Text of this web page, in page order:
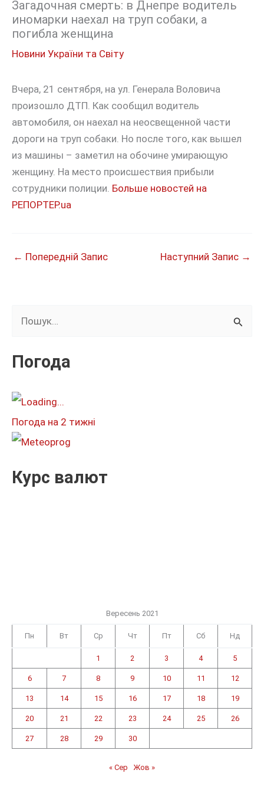
Загадочная смерть: в Днепре водитель
иномарки наехал на труп собаки, а
погибла женщина
Новини України та Світу
Вчера, 21 сентября, на ул. Генерала Воловича
произошло ДТП. Как сообщил водитель
автомобиля, он наехал на неосвещенной части
дороги на труп собаки. Но после того, как вышел
из машины – заметил на обочине умирающую
женщину. На место происшествия прибыли
сотрудники полиции. Больше новостей на
РЕПОРТЕР.ua
← Попередній Запис Наступний Запис →
к
т
:
Погода
Погода на 2 тижні
Курс валют
Вересень 2021
Пн Вт Ср Чт Пт Сб Нд
1 2 3 4 5
6 7 8 9 10 11 12
13 14 15 16 17 18 19
20 21 22 23 24 25 26
27 28 29 30
« Сер Жов »